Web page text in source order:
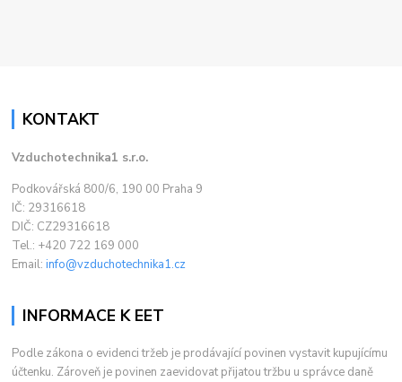
KONTAKT
Vzduchotechnika1 s.r.o.
Podkovářská 800/6, 190 00 Praha 9
IČ: 29316618
DIČ: CZ29316618
Tel.: +420 722 169 000
Email:info@vzduchotechnika1.cz
INFORMACE K EET
Podle zákona o evidenci tržeb je prodávající povinen vystavit kupujícímu
účtenku. Zároveň je povinen zaevidovat přijatou tržbu u správce daně